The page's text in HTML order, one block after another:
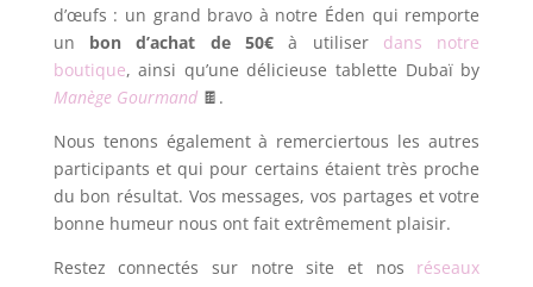
d’œufs : un grand bravo à notre Éden qui remporte
un bon d’achat de 50€ à utiliser dans notre
boutique, ainsi qu’une délicieuse tablette Dubaï by
Manège Gourmand🍫.
Nous tenons également à remerciertous les autres
participants et qui pour certains étaient très proche
du bon résultat. Vos messages, vos partages et votre
bonne humeur nous ont fait extrêmement plaisir.
Restez connectés sur notre site et nos réseaux